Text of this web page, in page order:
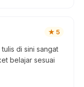
★ 5
di sini sangat
belajar sesuai